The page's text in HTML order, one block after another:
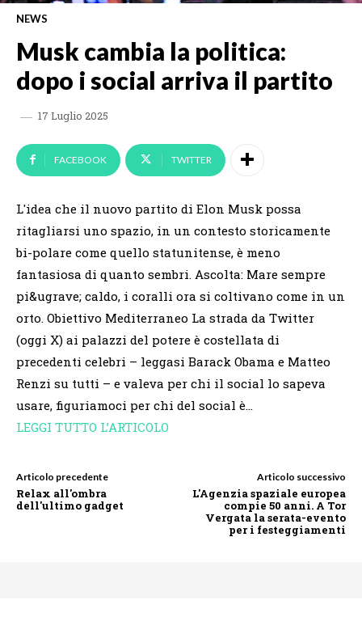
NEWS
Musk cambia la politica:
dopo i social arriva il partito
17 Luglio 2025
FACEBOOK TWITTER
L'idea che il nuovo partito di Elon Musk possa
ritagliarsi uno spazio, in un contesto storicamente
bi-polare come quello statunitense, è meno
fantasiosa di quanto sembri. Ascolta: Mare sempre
pi&ugrave; caldo, i coralli ora si coltivano come in un
orto. Obiettivo Mediterraneo La strada da Twitter
(oggi X) ai palazzi del potere è costellata di
precedenti celebri – leggasi Barack Obama e Matteo
Renzi su tutti – e valeva per chi il social lo sapeva
usare, figuriamoci per chi del social è…
LEGGI TUTTO L’ARTICOLO
Articolo precedente
Relax all'ombra
dell'ultimo gadget
Articolo successivo
L'Agenzia spaziale europea
compie 50 anni. A Tor
Vergata la serata-evento
per i festeggiamenti